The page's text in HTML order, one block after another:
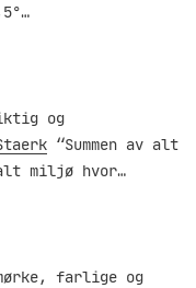
og
“Summen av alt
miljø hvor…
farlige og